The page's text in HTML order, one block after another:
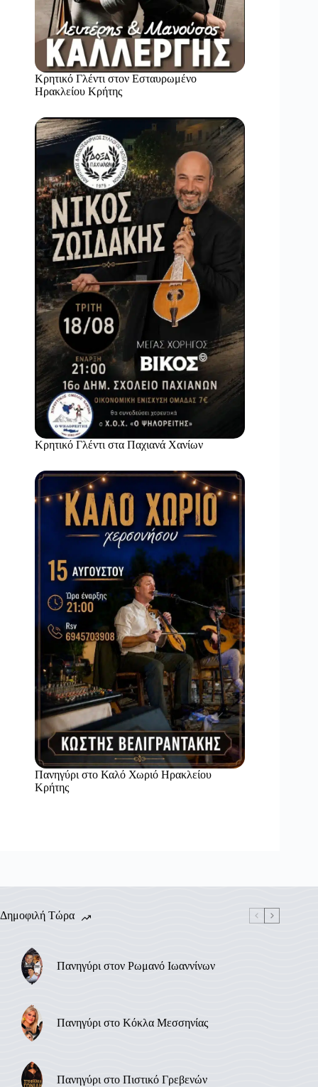
Κρητικό Γλέντι στον Εσταυρωμένο
Ηρακλείου Κρήτης
Κρητικό Γλέντι στα Παχιανά Χανίων
Πανηγύρι στο Καλό Χωριό Ηρακλείου
Κρήτης
Δημοφιλή Τώρα
Πανηγύρι στον Ρωμανό Ιωαννίνων
Πανηγύρι στο Κόκλα Μεσσηνίας
Πανηγύρι στο Πιστικό Γρεβενών